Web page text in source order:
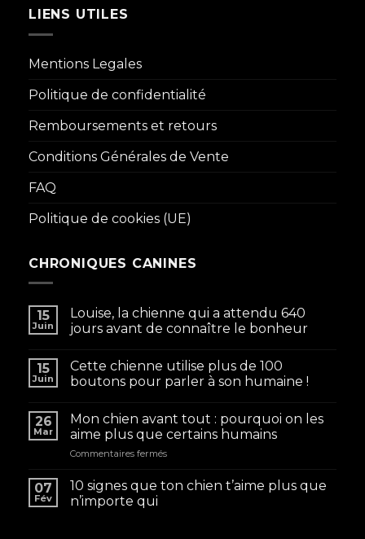
LIENS UTILES
Mentions Legales
Politique de confidentialité
Remboursements et retours
Conditions Générales de Vente
FAQ
Politique de cookies (UE)
CHRONIQUES CANINES
15
Juin
Louise, la chienne qui a attendu 640
jours avant de connaître le bonheur
15
Juin
Cette chienne utilise plus de 100
boutons pour parler à son humaine !
26
Mar
Mon chien avant tout : pourquoi on les
aime plus que certains humains
Commentaires ferméssur
chien
07
Fév
10 signes que ton chien t’aime plus que
n’importe qui